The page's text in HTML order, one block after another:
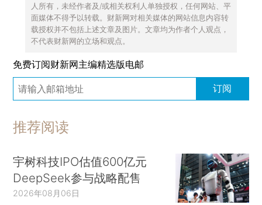
人所有，未经作者及/或相关权利人单独授权，任何网站、平
面媒体不得予以转载。财新网对相关媒体的网站信息内容转
载授权并不包括上述文章及图片。文章均为作者个人观点，
不代表财新网的立场和观点。
免费订阅财新网主编精选版电邮
订阅
推荐阅读
宇树科技IPO估值600亿元
DeepSeek参与战略配售
2026年08月06日